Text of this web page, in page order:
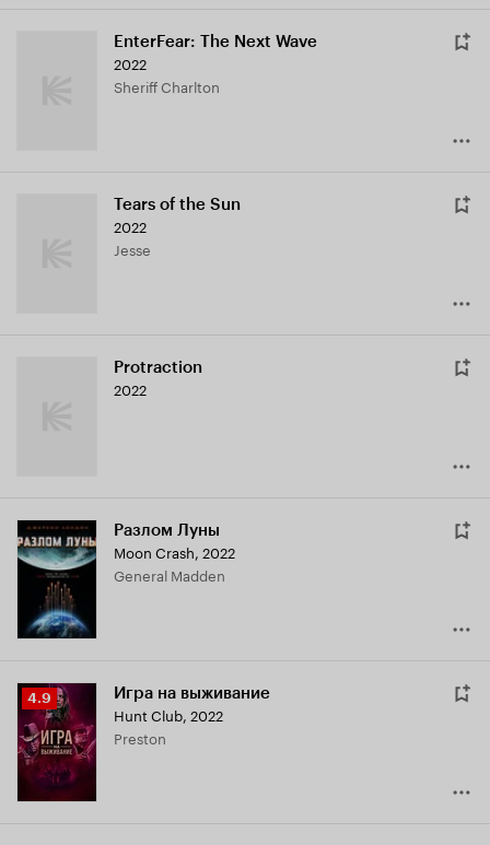
EnterFear: The Next Wave
2022
Sheriff Charlton
Tears of the Sun
2022
Jesse
Protraction
2022
Разлом Луны
Moon Crash, 2022
General Madden
Рейтинг
Кинопоиска
4.9
4.9 Игра на выживание
Hunt Club, 2022
Preston